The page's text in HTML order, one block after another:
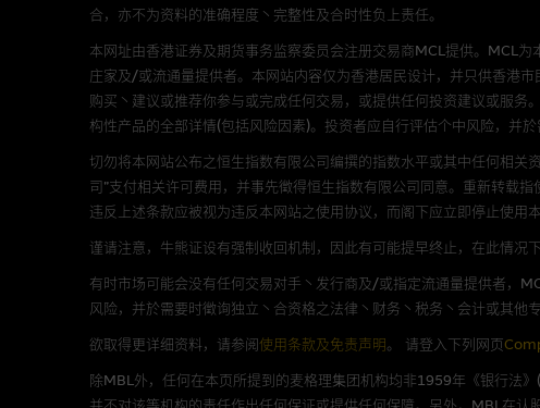
网站内容不构成要约及徵求要约，或作
而成，但不包括麦格理集团职员所知的资
在法律最大许可的情况下，麦格理集团
连结的第三者网站，在任何用途方面均
网站内容的依赖而导致的损失或损毁，亦
本使用条款的所有方面均受香港法例管限
与结构性产品有关的风险
结构性产品并无抵押品，如发行人无力
来表现。产品的第二市场可能有限而麦
损失全部投资；而(ii)R类牛熊证之剩馀价
合，亦不为资料的准确程度丶完整性及合时性负上责任。
本网址由香港证券及期货事务监察委员会注册交易商MCL提供。
庄家及/或流通量提供者。本网站内容仅为香港居民设计，并只供香港
购买丶建议或推荐你参与或完成任何交易，或提供任何投资建议或服
构性产品的全部详情(包括风险因素)。投资者应自行评估个中风险，并於
切勿将本网站公布之恒生指数有限公司编撰的指数水平或其中任何相
司”支付相关许可费用，并事先徵得恒生指数有限公司同意。重新转载
违反上述条款应被视为违反本网站之使用协议，而阁下应立即停止使用本
谨请注意，牛熊证设有强制收回机制，因此有可能提早终止，在此情况
有时市场可能会没有任何交易对手丶发行商及/或指定流通量提供者，
风险，并於需要时徵询独立丶合资格之法律丶财务丶税务丶会计或其他
欲取得更详细资料，请参阅使用条款及免责声明。 请登入下列网页
除MBL外，任何在本页所提到的麦格理集团机构均非1959年《银行法